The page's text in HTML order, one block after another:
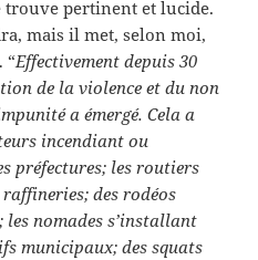
trouve pertinent et lucide.
mais il met, selon moi,
“Effectivement depuis 30
de la violence et du non
a émergé. Cela a
incendiant ou
préfectures; les routiers
des rodéos
nomades s’installant
municipaux; des squats